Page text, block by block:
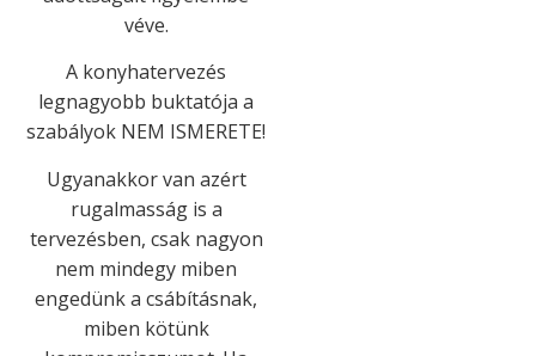
véve.
A konyhatervezés
legnagyobb buktatója a
szabályok NEM ISMERETE!
Ugyanakkor van azért
rugalmasság is a
tervezésben, csak nagyon
nem mindegy miben
engedünk a csábításnak,
miben kötünk